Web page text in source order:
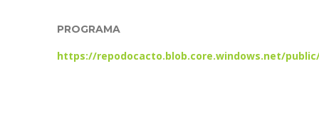
PROGRAMA
https://repodocacto.blob.core.windows.net/public/